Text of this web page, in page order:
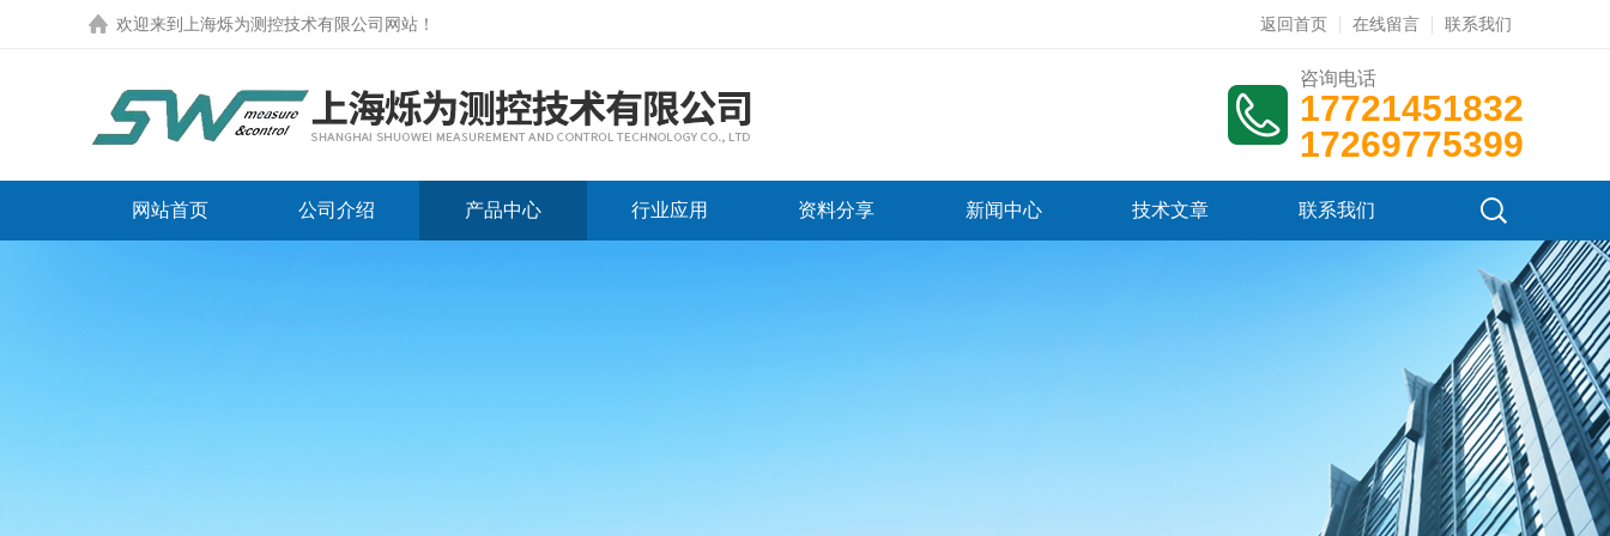
欢迎来到 上海烁为测控技术有限公司网站 ！ 返回首页 在线留言 联系我们
咨询电话
17721451832
17269775399
网站首页 公司介绍 产品中心 行业应用 资料分享 新闻中心 技术文章 联系我们